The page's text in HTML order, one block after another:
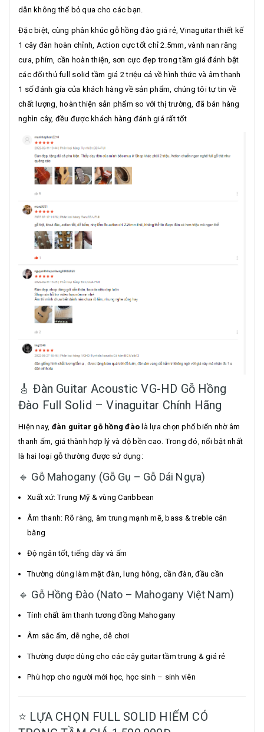
dẫn không thể bỏ qua cho các bạn.
Đặc biệt, cùng phân khúc gỗ hồng đào giá rẻ, Vinaguitar thiết kế
1 cây đàn hoàn chỉnh, Action cực tốt chỉ 2.5mm, vành nan răng
cưa, phím, cần hoàn thiện, sơn cực đẹp trong tầm giá đánh bật
các đối thủ full solid tầm giá 2 triệu cả về hình thức và âm thanh
1 số đánh gía của khách hàng về sản phẩm, chúng tôi tự tin về
chất lượng, hoàn thiện sản phẩm so với thị trường, đã bán hàng
nghìn cây, đều được khách hàng đánh giá rất tốt
🎸 Đàn Guitar Acoustic VG-HD Gỗ Hồng
Đào Full Solid – Vinaguitar Chính Hãng
Hiện nay, đàn guitar gỗ hồng đào là lựa chọn phổ biến nhờ âm
thanh ấm, giá thành hợp lý và độ bền cao. Trong đó, nổi bật nhất
là hai loại gỗ thường được sử dụng:
🔹 Gỗ Mahogany (Gỗ Gụ – Gỗ Dái Ngựa)
Xuất xứ: Trung Mỹ & vùng Caribbean
Âm thanh: Rõ ràng, âm trung mạnh mẽ, bass & treble cân
bằng
Độ ngân tốt, tiếng dày và ấm
Thường dùng làm mặt đàn, lưng hông, cần đàn, đầu cần
🔹 Gỗ Hồng Đào (Nato – Mahogany Việt Nam)
Tính chất âm thanh tương đồng Mahogany
Âm sắc ấm, dễ nghe, dễ chơi
Thường được dùng cho các cây guitar tầm trung & giá rẻ
Phù hợp cho người mới học, học sinh – sinh viên
⭐ LỰA CHỌN FULL SOLID HIẾM CÓ